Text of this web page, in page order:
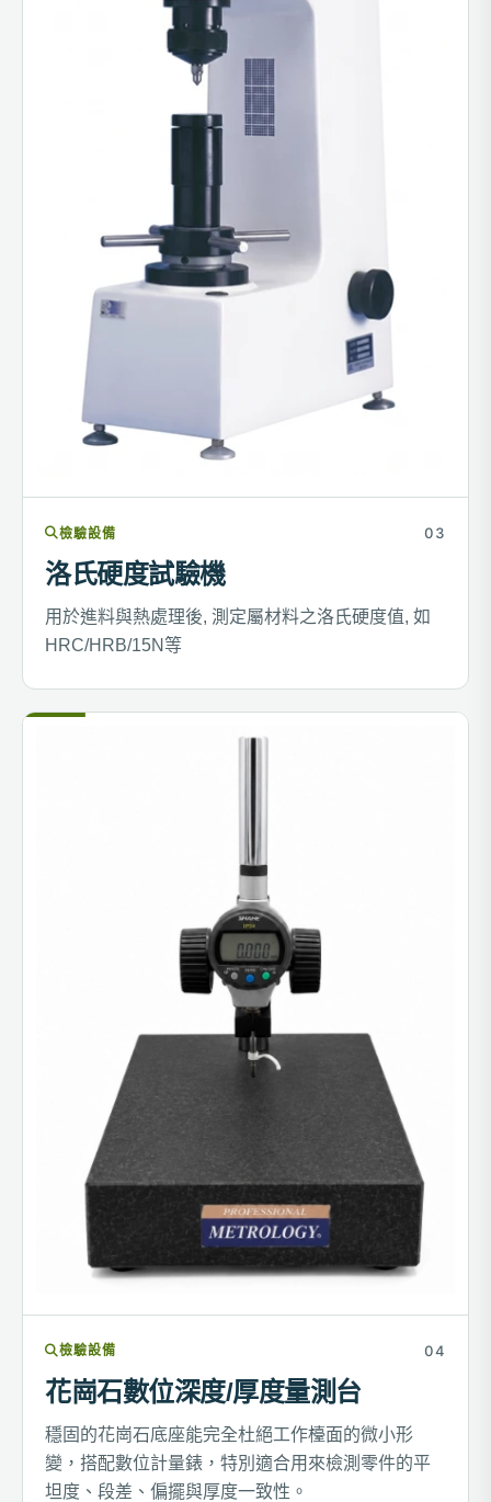
檢驗設備
洛氏硬度試驗機
用於進料與熱處理後, 測定屬材料之洛氏硬度值, 如
HRC/HRB/15N等
檢驗設備
花崗石數位深度/厚度量測台
穩固的花崗石底座能完全杜絕工作檯面的微小形
變，搭配數位計量錶，特別適合用來檢測零件的平
坦度、段差、偏擺與厚度一致性。